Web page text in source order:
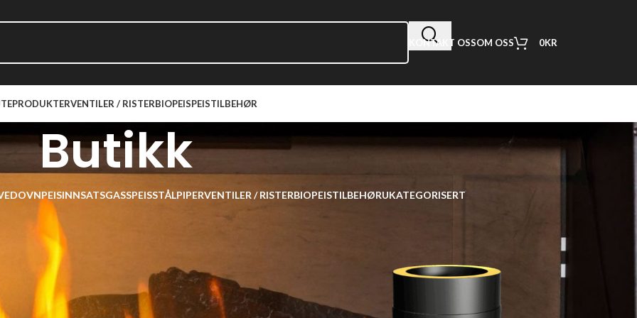
KONTAKT OSSOM OSS 0KR
VENTILER / RISTERBIOPEISPEISTILBEHØR
Butikk
PEISINNSATSGASSPEISSTÅLPIPERVENTILER / RISTERBIOPEISTILBEHØRUKATEGORISERT